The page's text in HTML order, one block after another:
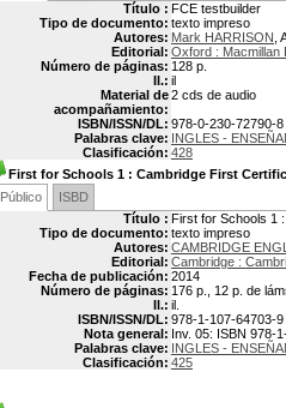
Título : FCE testbuilder
Tipo de documento: texto impreso
Autores: Mark HARRISON ,
Editorial: Oxford : Macmillan
Número de páginas: 128 p.
Il.: il
Material de
acompañamiento:
2 cds de audio
ISBN/ISSN/DL: 978-0-230-72790-8
Palabras clave: INGLES -
Clasificación: 428
First for Schools 1 : Cambridge First
Público
ISBD
Título : First for Schools 1
Tipo de documento: texto impreso
Autores: CAMBRIDGE
Editorial: Cambridge :
Fecha de publicación: 2014
Número de páginas: 176 p., 12 p. de
Il.: il.
ISBN/ISSN/DL: 978-1-107-64703-9
Nota general: Inv. 05: ISBN 978-
Palabras clave: INGLES -
Clasificación: 425